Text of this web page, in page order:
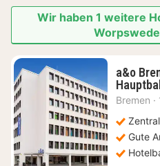
Wir haben 1 weitere
a&o
Bremen ·
Gute